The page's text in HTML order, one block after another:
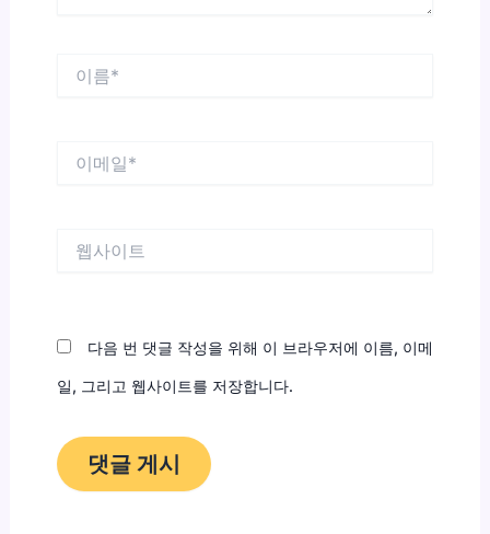
다음 번 댓글 작성을 위해 이 브라우저에 이름, 이메
일, 그리고 웹사이트를 저장합니다.